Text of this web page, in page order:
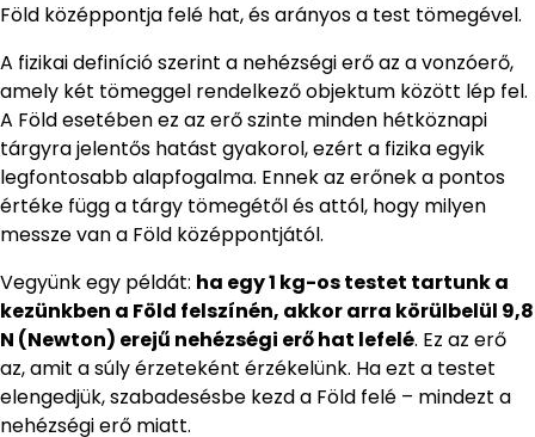
Föld középpontja felé hat, és arányos a test tömegével.
A fizikai definíció szerint a nehézségi erő az a vonzóerő,
amely két tömeggel rendelkező objektum között lép fel.
A Föld esetében ez az erő szinte minden hétköznapi
tárgyra jelentős hatást gyakorol, ezért a fizika egyik
legfontosabb alapfogalma. Ennek az erőnek a pontos
értéke függ a tárgy tömegétől és attól, hogy milyen
messze van a Föld középpontjától.
Vegyünk egy példát: ha egy 1 kg-os testet tartunk a
kezünkben a Föld felszínén, akkor arra körülbelül 9,8
N (Newton) erejű nehézségi erő hat lefelé. Ez az erő
az, amit a súly érzeteként érzékelünk. Ha ezt a testet
elengedjük, szabadesésbe kezd a Föld felé – mindezt a
nehézségi erő miatt.